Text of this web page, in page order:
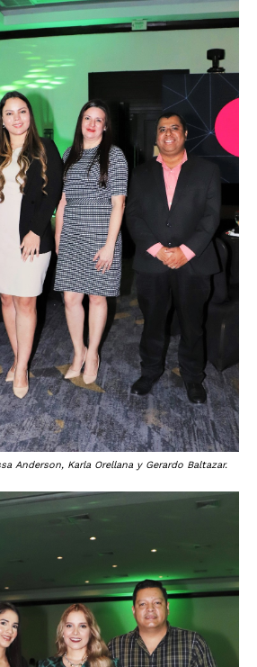
Anderson, Karla Orellana y Gerardo Baltazar.